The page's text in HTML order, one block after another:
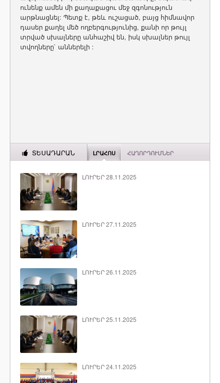
ունենք ամեն մի քաղաքացու մեջ զգոնություն
արթնացնել: Պետք է, թեև ուշացած, բայց հիմնավոր
դասեր քաղել մեծ ողբերգությունից, քանի որ թույլ
տրված սխալները անհաշիվ են, իսկ սխալներ թույլ
տվողները` աններելի :
ՏԵՍԱԴԱՐԱՆ ԼՐԱՀՈՍ ՀԱՂՈՐԴՈՒՄՆԵՐ
ԼՈՒՐԵՐ 28.11.2025
ԼՈՒՐԵՐ 27.11.2025
ԼՈՒՐԵՐ 26.11.2025
ԼՈՒՐԵՐ 25.11.2025
ԼՈՒՐԵՐ 24.11.2025